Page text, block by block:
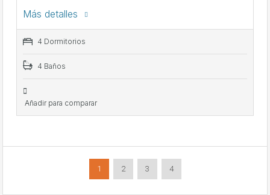
Más detalles
4 Dormitorios
4 Baños
Añadir para comparar
1 2 3 4